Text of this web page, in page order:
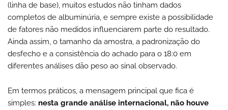
(linha de base), muitos estudos não tinham dados
completos de albuminúria, e sempre existe a possibilidade
de fatores não medidos influenciarem parte do resultado.
Ainda assim, o tamanho da amostra, a padronização do
desfecho e a consistência do achado para o 18:0 em
diferentes análises dão peso ao sinal observado.
Em termos práticos, a mensagem principal que fica é
simples: nesta grande análise internacional, não houve